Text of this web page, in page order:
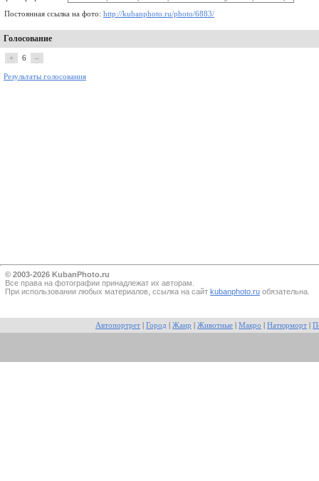
Постоянная ссылка на фото: http://kubanphoto.ru/photo/6883/
Голосование
+ 6 –
Результаты голосования
© 2003-2026 KubanPhoto.ru
Все прaва на фотографии принадлежат их авторам.
При использовании любых материалов, ссылка на сайт kubanphoto.ru обязательна.
Автопортрет Город Жанр Животные Макро Натюрморт